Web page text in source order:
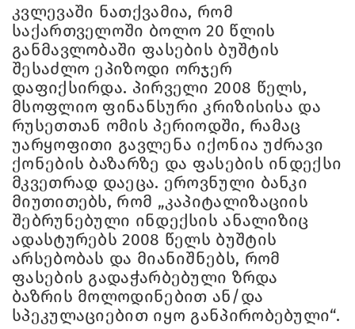
კვლევაში ნათქვამია, რომ
საქართველოში ბოლო 20 წლის
განმავლობაში ფასების ბუშტის
შესაძლო ეპიზოდი ორჯერ
დაფიქსირდა. პირველი 2008 წელს,
მსოფლიო ფინანსური კრიზისისა და
რუსეთთან ომის პერიოდში, რამაც
უარყოფითი გავლენა იქონია უძრავი
ქონების ბაზარზე და ფასების ინდექსი
მკვეთრად დაეცა. ეროვნული ბანკი
მიუთითებს, რომ „კაპიტალიზაციის
შებრუნებული ინდექსის ანალიზიც
ადასტურებს 2008 წელს ბუშტის
არსებობას და მიანიშნებს, რომ
ფასების გადაჭარბებული ზრდა
ბაზრის მოლოდინებით ან/და
სპეკულაციებით იყო განპირობებული“.